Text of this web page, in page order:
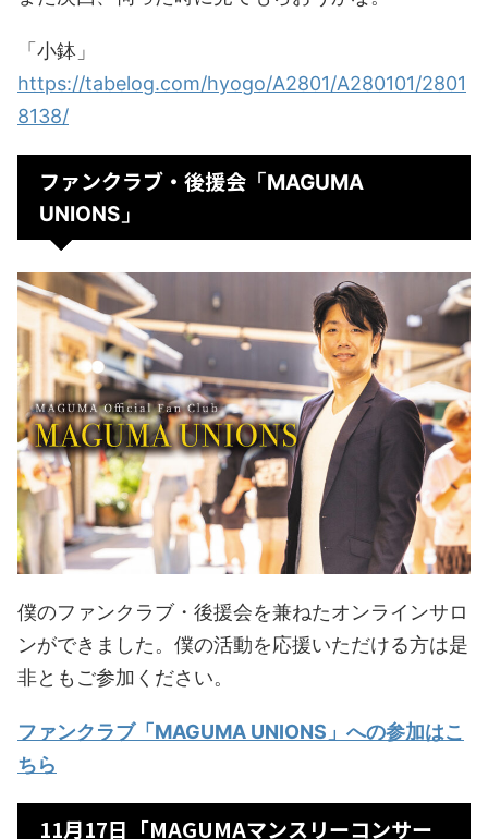
「小鉢」
https://tabelog.com/hyogo/A2801/A280101/2801
8138/
ファンクラブ・後援会 「MAGUMA
UNIONS」
僕のファンクラブ・後援会を兼ねたオンラインサロ
ンができました。僕の活動を応援いただける方は是
非ともご参加ください。
ファンクラブ「MAGUMA UNIONS」への参加はこ
ちら
11月17日「MAGUMAマンスリーコンサー